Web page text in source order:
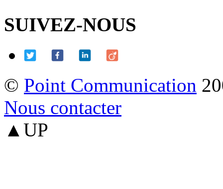
SUIVEZ-NOUS
© Point Communication
Nous contacter
▲UP